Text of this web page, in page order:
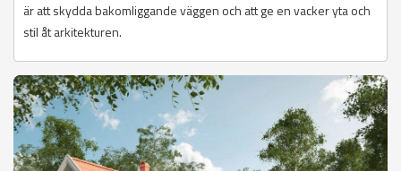
är att skydda bakomliggande väggen och att ge en vacker yta och
stil åt arkitekturen.